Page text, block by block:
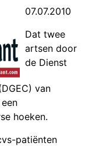
07.07.2010
Dat twee
artsen door
de Dienst
van
hoeken.
patiënten